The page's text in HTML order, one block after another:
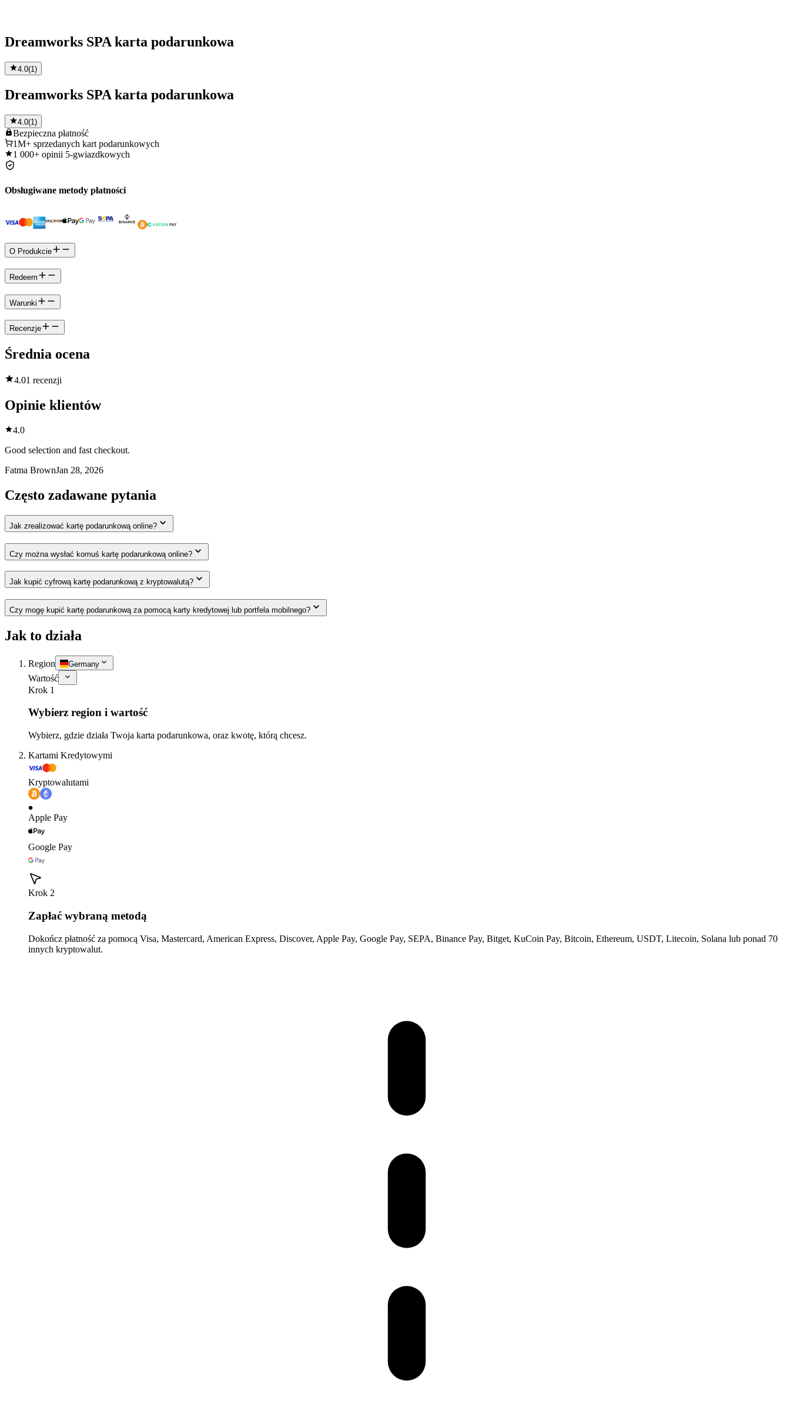
Dreamworks SPA karta podarunkowa
4.0(1)
Dreamworks SPA karta podarunkowa
4.0(1 )
Bezpieczna płatność
1M+ sprzedanych kart podarunkowych
1 000+ opinii 5-gwiazdkowych
Obsługiwane metody płatności
O Produkcie
Redeem
Warunki
Recenzje
Średnia ocena
4.01 recenzji
Opinie klientów
4.0
Good selection and fast checkout.
Fatma BrownJan 28, 2026
Często zadawane pytania
Jak zrealizować kartę podarunkową online?
Czy można wysłać komuś kartę podarunkową online?
Jak kupić cyfrową kartę podarunkową z kryptowalutą?
Czy mogę kupić kartę podarunkową za pomocą karty kredytowej lub portfela mobilnego?
Jak to działa
Region Germany
Wartość
Krok 1
Wybierz region i wartość
Wybierz, gdzie działa Twoja karta podarunkowa, oraz kwotę, którą chcesz.
Kartami Kredytowymi
Kryptowalutami
Apple Pay
Google Pay
Krok 2
Zapłać wybraną metodą
Dokończ płatność za pomocą Visa, Mastercard, American Express, Discover, Apple Pay, Google Pay, SEPA, Binance Pay, Bitget, KuCoin Pay, Bitcoin, Ethereum, USDT, Litecoin, Solana lub ponad 70
innych kryptowalut.